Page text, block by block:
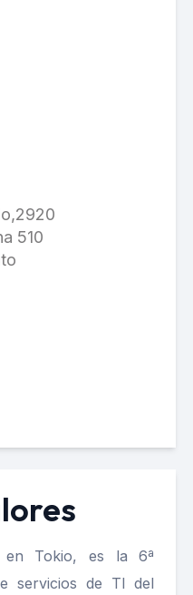
510
en Tokio, es la 6ª
servicios de TI del